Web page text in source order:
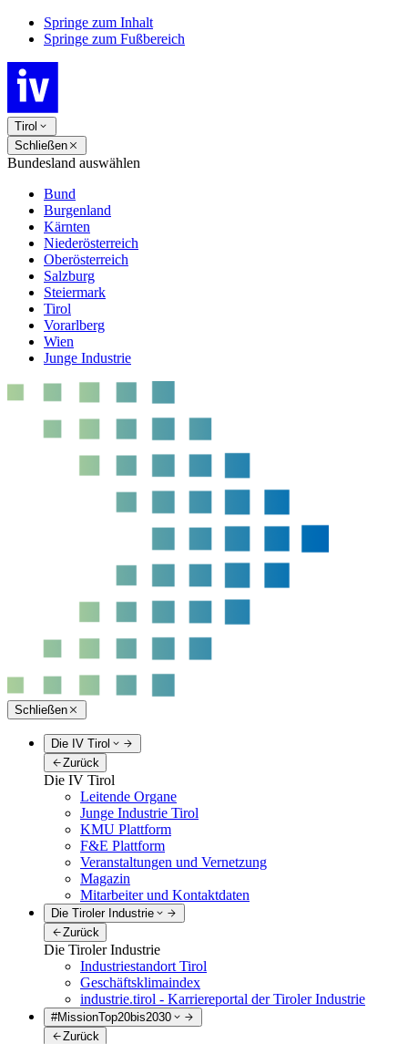
Springe zum Inhalt
Springe zum Fußbereich
Tirol
Schließen
Bundesland auswählen
Bund
Burgenland
Kärnten
Niederösterreich
Oberösterreich
Salzburg
Steiermark
Tirol
Vorarlberg
Wien
Junge Industrie
Schließen
Die IV Tirol
Zurück
Die IV Tirol
Leitende Organe
Junge Industrie Tirol
KMU Plattform
F&E Plattform
Veranstaltungen und Vernetzung
Magazin
Mitarbeiter und Kontaktdaten
Die Tiroler Industrie
Zurück
Die Tiroler Industrie
Industriestandort Tirol
Geschäftsklimaindex
industrie.tirol - Karriereportal der Tiroler Industrie
#MissionTop20bis2030
Zurück